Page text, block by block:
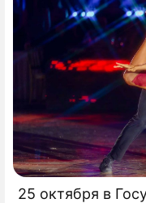
25 октября в